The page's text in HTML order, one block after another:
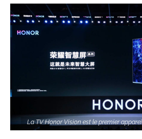
La TV Honor Vision est le premier